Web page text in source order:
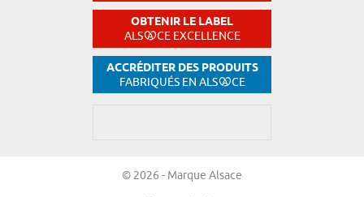
OBTENIR LE LABEL
ALS CE EXCELLENCE
ACCRÉDITER DES PRODUITS
FABRIQUÉS EN ALS CE
© 2026 - Marque Alsace